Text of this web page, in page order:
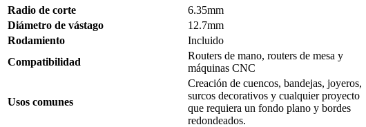
Radio de corte
6.35mm
Diámetro de vástago
12.7mm
Rodamiento
Incluido
Compatibilidad
Routers de mano, routers de mesa y
máquinas CNC
Usos comunes
Creación de cuencos, bandejas, joyeros,
surcos decorativos y cualquier proyecto
que requiera un fondo plano y bordes
redondeados.